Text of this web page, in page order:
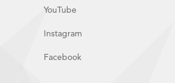
YouTube
Instagram
Facebook